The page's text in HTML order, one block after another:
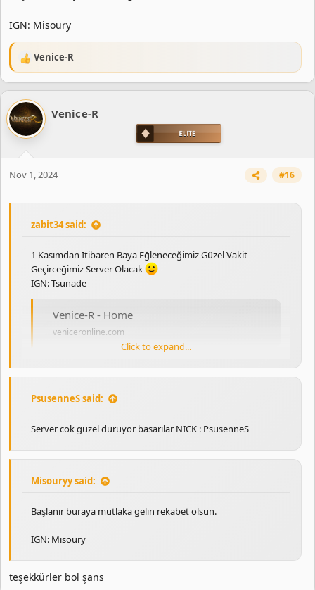
IGN: Misoury
R
e
a
c
t
i
o
:
Venice-R
Venice-R
Nov 1, 2024 #16
zabit34 said:
1 Kasımdan İtibaren Baya Eğleneceğimiz Güzel Vakit
Geçirceğimiz Server Olacak
IGN: Tsunade
Venice-R - Home
veniceronline.com
Click to expand...
PsusenneS said:
Server cok guzel duruyor basarılar NICK : PsusenneS
Misouryy said:
Başlanır buraya mutlaka gelin rekabet olsun.
IGN: Misoury
teşekkürler bol şans